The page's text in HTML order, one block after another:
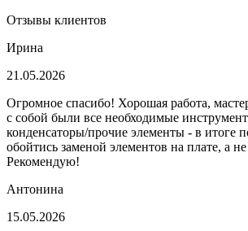
Отзывы клиентов
Ирина
21.05.2026
Огромное спасибо! Хорошая работа,
с собой были все необходимые
конденсаторы/прочие элементы - в итоге
обойтись заменой элементов на плате, а
Рекомендую!
Антонина
15.05.2026